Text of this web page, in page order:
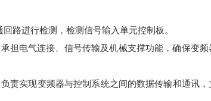
路进行检测，检测信号输入单元控制板。
担电气连接、信号传输及机械支撑功能，确保变
责实现变频器与控制系统之间的数据传输和通讯